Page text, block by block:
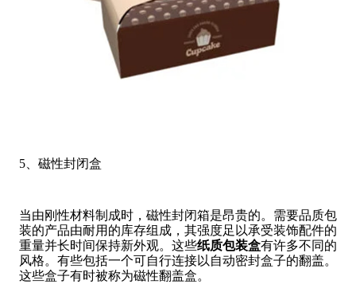
5、磁性封闭盒
当由刚性材料制成时，磁性封闭箱是昂贵的。需要品质包
装的产品由耐用的库存组成，其强度足以承受装饰配件的
重量并长时间保持新外观。这些纸质包装盒有许多不同的
风格。有些包括一个可自行连接以自动密封盒子的翻盖。
这些盒子有时被称为磁性翻盖盒。